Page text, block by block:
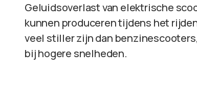
Geluidsoverlast van elektrische
kunnen produceren tijdens het
veel stiller zijn dan
bij hogere snelheden.